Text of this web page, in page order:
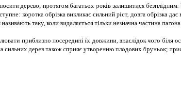
дерево, протягом багатьох років залишитися
коротка обрізка викликає сильний ріст, довга обрізка
таку, коли видаляється тільки незначна частина
приблизно посередині їх довжини, внаслідок чого біля
сильних дерев також сприяє утворенню плодових бруньок;